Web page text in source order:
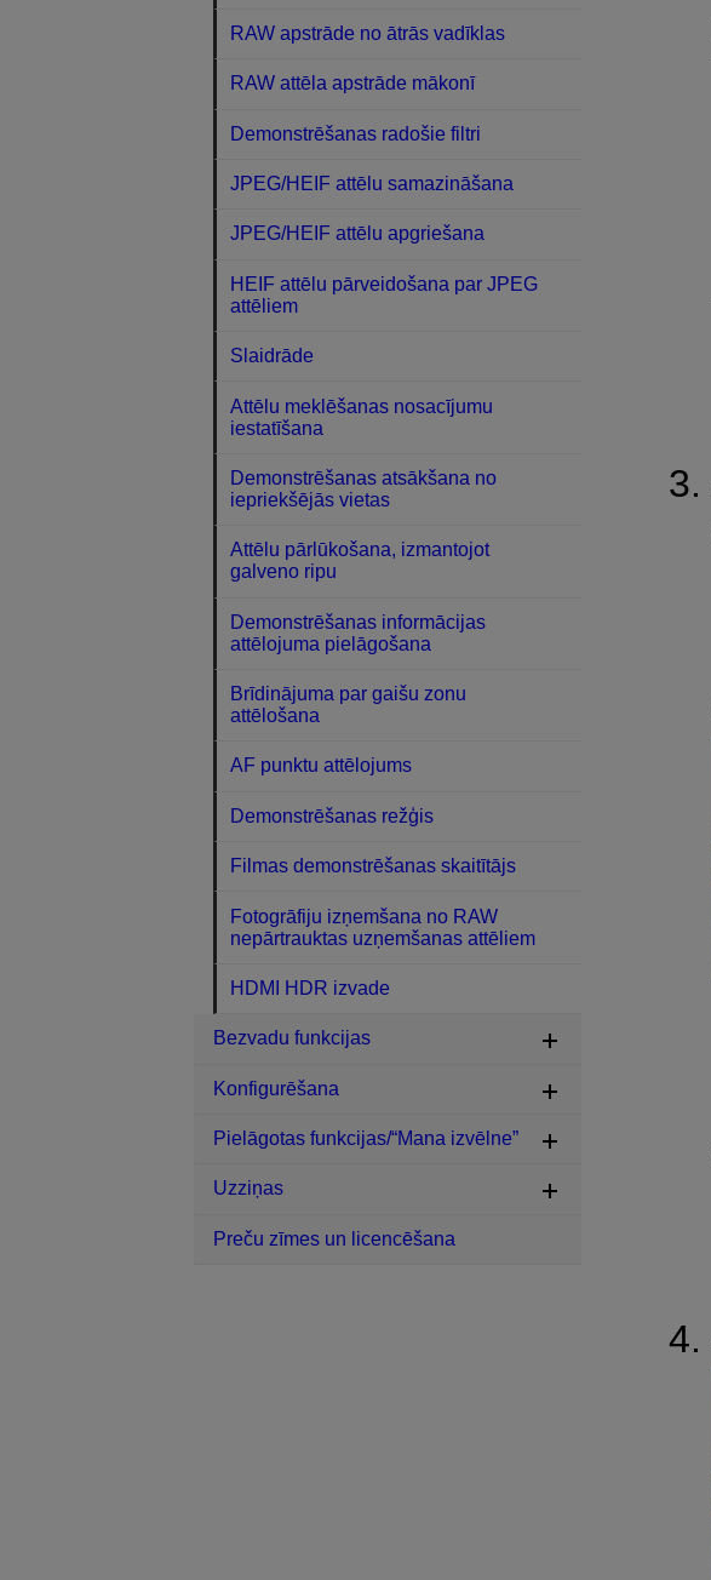
RAW apstrāde no ātrās vadīklas
RAW attēla apstrāde mākonī
Demonstrēšanas radošie filtri
JPEG/HEIF attēlu samazināšana
JPEG/HEIF attēlu apgriešana
HEIF attēlu pārveidošana par JPEG
attēliem
Slaidrāde
Attēlu meklēšanas nosacījumu
iestatīšana
Demonstrēšanas atsākšana no
iepriekšējās vietas
Attēlu pārlūkošana, izmantojot
galveno ripu
Demonstrēšanas informācijas
attēlojuma pielāgošana
Brīdinājuma par gaišu zonu
attēlošana
AF punktu attēlojums
Demonstrēšanas režģis
Filmas demonstrēšanas skaitītājs
Fotogrāfiju izņemšana no RAW
nepārtrauktas uzņemšanas attēliem
HDMI HDR izvade
Bezvadu funkcijas
Konfigurēšana
Pielāgotas funkcijas/“Mana izvēlne”
Uzziņas
Preču zīmes un licencēšana